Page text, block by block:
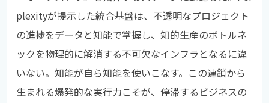
plexityが提示した統合基盤は、不透明なプロジェクト
の進捗をデータと知能で掌握し、知的生産のボトルネ
ックを物理的に解消する不可欠なインフラとなるに違
いない。知能が自ら知能を使いこなす。この連鎖から
生まれる爆発的な実行力こそが、停滞するビジネスの